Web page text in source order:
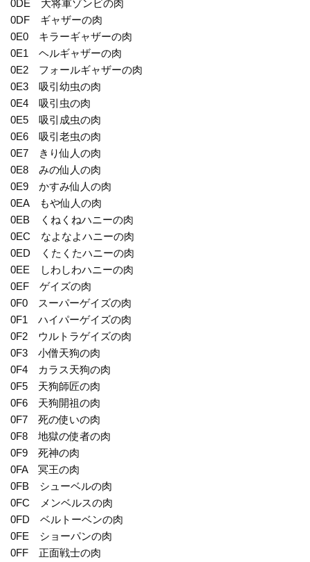
0DE 大将軍ゾンビの肉
0DF ギャザーの肉
0E0 キラーギャザーの肉
0E1 ヘルギャザーの肉
0E2 フォールギャザーの肉
0E3 吸引幼虫の肉
0E4 吸引虫の肉
0E5 吸引成虫の肉
0E6 吸引老虫の肉
0E7 きり仙人の肉
0E8 みの仙人の肉
0E9 かすみ仙人の肉
0EA もや仙人の肉
0EB くねくねハニーの肉
0EC なよなよハニーの肉
0ED くたくたハニーの肉
0EE しわしわハニーの肉
0EF ゲイズの肉
0F0 スーパーゲイズの肉
0F1 ハイパーゲイズの肉
0F2 ウルトラゲイズの肉
0F3 小僧天狗の肉
0F4 カラス天狗の肉
0F5 天狗師匠の肉
0F6 天狗開祖の肉
0F7 死の使いの肉
0F8 地獄の使者の肉
0F9 死神の肉
0FA 冥王の肉
0FB シューベルの肉
0FC メンベルスの肉
0FD ベルトーベンの肉
0FE ショーパンの肉
0FF 正面戦士の肉